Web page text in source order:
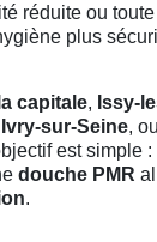
réduite ou
plus
la capitale, Issy-
Ivry-sur-Seine,
est simple
douche PMR
.